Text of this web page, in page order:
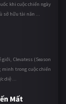
khi cuộc chiến ngày
sở hữu tài năn ...
Clevatess (Season
minh trong cuộc chiến
diệ ...
Mất